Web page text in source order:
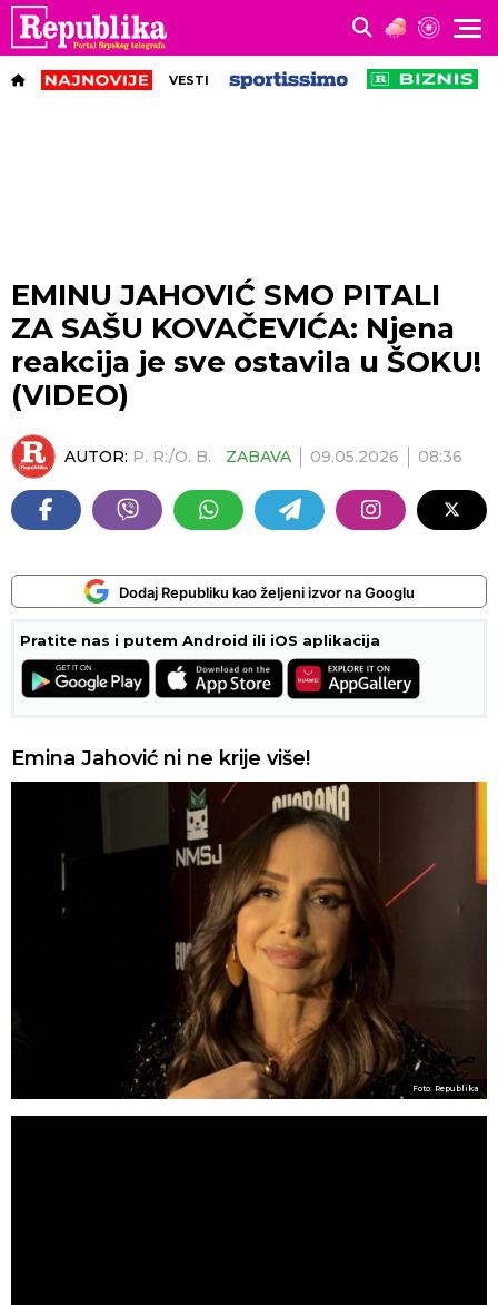
VESTI
EMINU JAHOVIĆ SMO PITALI
ZA SAŠU KOVAČEVIĆA: Njena
reakcija je sve ostavila u ŠOKU!
(VIDEO)
AUTOR: P. R:/O. B. ZABAVA 09.05.2026 08:36
Dodaj Republiku kao željeni izvor na Googlu
Pratite nas i putem Android ili iOS aplikacija
Emina Jahović ni ne krije više!
Foto: Republika